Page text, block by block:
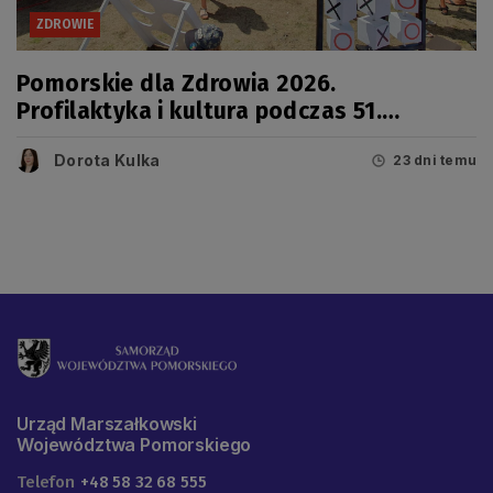
ZDROWIE
Pomorskie dla Zdrowia 2026.
Profilaktyka i kultura podczas 51.
Dorota Kulka 23 dni temu
Urząd Marszałkowski
Województwa Pomorskiego
Telefon +48 58 32 68 555